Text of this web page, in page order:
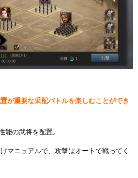
が重要な采配バトルを楽しむことができ
能の武将を配置。
マニュアルで、攻撃はオートで戦ってく